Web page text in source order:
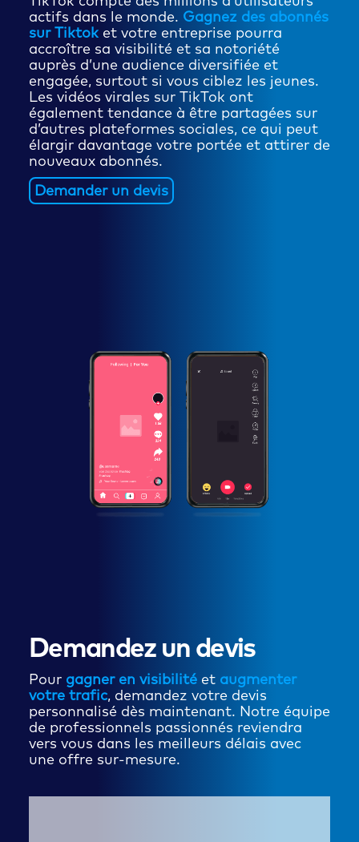
actifs dans le monde. Gagnez des abonnés
sur Tiktok et votre entreprise pourra
accroître sa visibilité et sa notoriété
auprès d’une audience diversifiée et
engagée, surtout si vous ciblez les jeunes.
Les vidéos virales sur TikTok ont
également tendance à être partagées sur
d’autres plateformes sociales, ce qui peut
élargir davantage votre portée et attirer de
nouveaux abonnés.
Demander un devis
Demandez un devis
Pour gagner en visibilité et augmenter
votre trafic, demandez votre devis
personnalisé dès maintenant. Notre équipe
de professionnels passionnés reviendra
vers vous dans les meilleurs délais avec
une offre sur-mesure.